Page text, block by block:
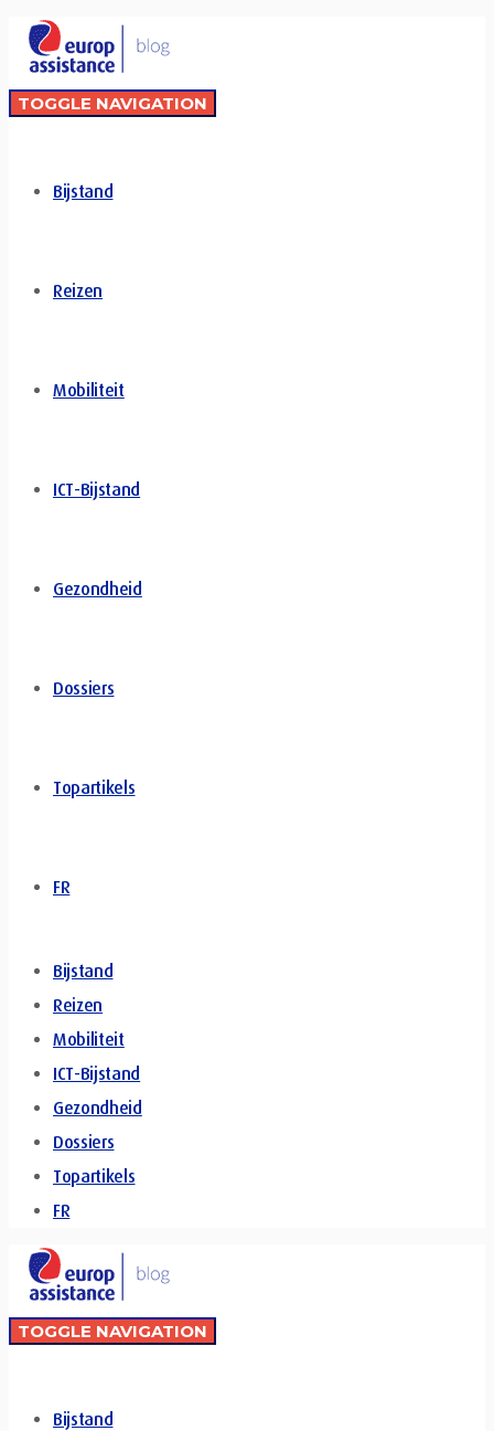
TOGGLE NAVIGATION
Bijstand
Reizen
Mobiliteit
ICT-Bijstand
Gezondheid
Dossiers
Topartikels
FR
Bijstand
Reizen
Mobiliteit
ICT-Bijstand
Gezondheid
Dossiers
Topartikels
FR
TOGGLE NAVIGATION
Bijstand